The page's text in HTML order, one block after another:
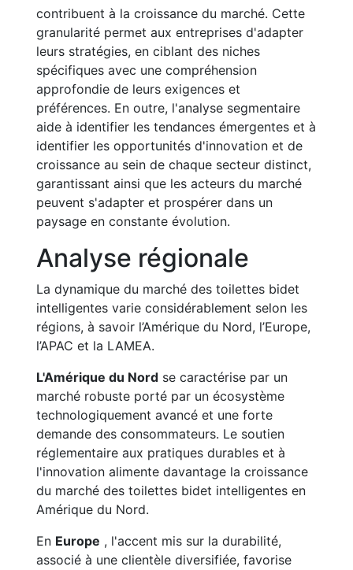
contribuent à la croissance du marché. Cette
granularité permet aux entreprises d'adapter
leurs stratégies, en ciblant des niches
spécifiques avec une compréhension
approfondie de leurs exigences et
préférences. En outre, l'analyse segmentaire
aide à identifier les tendances émergentes et à
identifier les opportunités d'innovation et de
croissance au sein de chaque secteur distinct,
garantissant ainsi que les acteurs du marché
peuvent s'adapter et prospérer dans un
paysage en constante évolution.
Analyse régionale
La dynamique du marché des toilettes bidet
intelligentes varie considérablement selon les
régions, à savoir l’Amérique du Nord, l’Europe,
l’APAC et la LAMEA.
L'Amérique du Nord se caractérise par un
marché robuste porté par un écosystème
technologiquement avancé et une forte
demande des consommateurs. Le soutien
réglementaire aux pratiques durables et à
l'innovation alimente davantage la croissance
du marché des toilettes bidet intelligentes en
Amérique du Nord.
En Europe , l'accent mis sur la durabilité,
associé à une clientèle diversifiée, favorise